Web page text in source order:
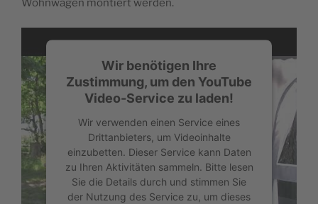
Wohnwagen montiert werden.
Wir benötigen Ihre
Zustimmung, um den YouTube
Video-Service zu laden!
Wir verwenden einen Service eines
Drittanbieters, um Videoinhalte
einzubetten. Dieser Service kann Daten
zu Ihren Aktivitäten sammeln. Bitte lesen
Sie die Details durch und stimmen Sie
der Nutzung des Service zu, um dieses